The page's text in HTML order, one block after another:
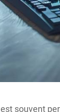
est souvent